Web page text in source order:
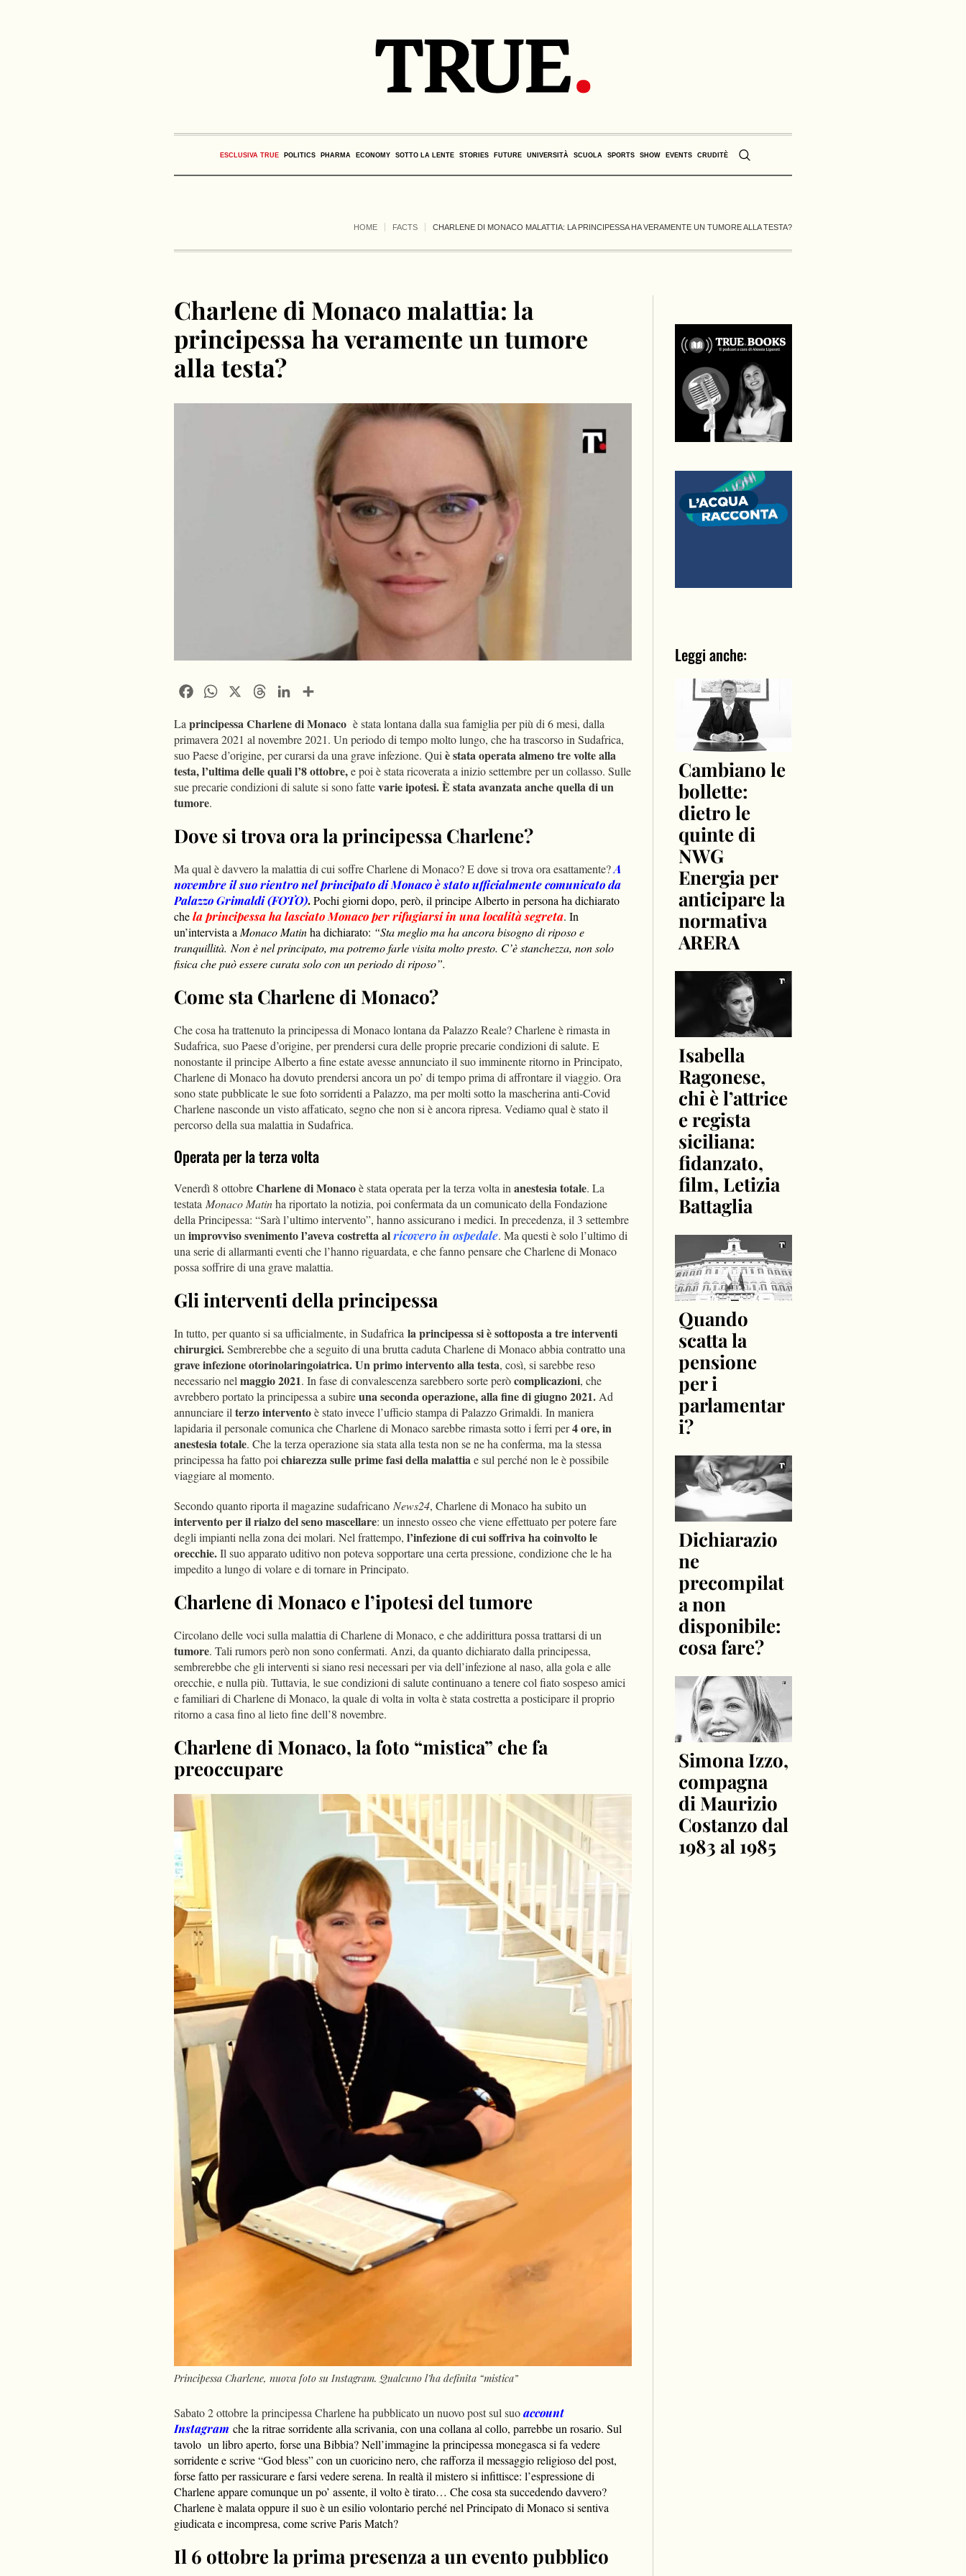
ESCLUSIVA TRUE POLITICS PHARMA ECONOMY SOTTO LA LENTE STORIES FUTURE UNIVERSITÀ SCUOLA SPORTS SHOW EVENTS CRUDITÈ
HOME FACTS CHARLENE DI MONACO MALATTIA: LA PRINCIPESSA HA VERAMENTE UN TUMORE ALLA TESTA?
Charlene di Monaco malattia: la
principessa ha veramente un tumore
alla testa?
FacebookWhatsApp ThreadsLinkedIn
Laprincipessa Charlene di Monaco è stata lontana dalla sua famiglia per più di 6 mesi, dalla
primavera 2021 al novembre 2021. Un periodo di tempo molto lungo, che ha trascorso in Sudafrica,
suo Paese d’origine, per curarsi da una grave infezione. Quiè stata operata almeno tre volte alla
testa, l’ultima delle quali l’8 ottobre,e poi è stata ricoverata a inizio settembre per un collasso. Sulle
sue precarie condizioni di salute si sono fattevarie ipotesi. È stata avanzata anche quella di un
tumore.
Dove si trova ora la principessa Charlene?
Ma qual è davvero la malattia di cui soffre Charlene di Monaco? E dove si trova ora esattamente?A
novembre il suo rientro nel principato di Monaco è stato ufficialmente comunicato da
Palazzo Grimaldi (FOTO).Pochi giorni dopo, però, il principe Alberto in persona ha dichiarato
chela principessa ha lasciato Monaco per rifugiarsi in una località segreta. In
un’intervista aMonaco Matinha dichiarato: “Sta meglio ma ha ancora bisogno di riposo e
tranquillità. Non è nel principato, ma potremo farle visita molto presto. C’è stanchezza, non solo
fisica che può essere curata solo con un periodo di riposo”.
Come sta Charlene di Monaco?
Che cosa ha trattenuto la principessa di Monaco lontana da Palazzo Reale? Charlene è rimasta in
Sudafrica, suo Paese d’origine, per prendersi cura delle proprie precarie condizioni di salute. E
nonostante il principe Alberto a fine estate avesse annunciato il suo imminente ritorno in Principato,
Charlene di Monaco ha dovuto prendersi ancora un po’ di tempo prima di affrontare il viaggio. Ora
sono state pubblicate le sue foto sorridenti a Palazzo, ma per molti sotto la mascherina anti-Covid
Charlene nasconde un visto affaticato, segno che non si è ancora ripresa. Vediamo qual è stato il
percorso della sua malattia in Sudafrica.
Operata per la terza volta
Venerdì 8 ottobreCharlene di Monacoè stata operata per la terza volta inanestesia totale. La
testata Monaco Matinha riportato la notizia, poi confermata da un comunicato della Fondazione
della Principessa: “Sarà l’ultimo intervento”, hanno assicurano i medici. In precedenza, il 3 settembre
unimprovviso svenimento l’aveva costretta alricovero in ospedale. Ma questi è solo l’ultimo di
una serie di allarmanti eventi che l’hanno riguardata, e che fanno pensare che Charlene di Monaco
possa soffrire di una grave malattia.
Gli interventi della principessa
In tutto, per quanto si sa ufficialmente, in Sudafrica la principessa si è sottoposta a tre interventi
chirurgici.Sembrerebbe che a seguito di una brutta caduta Charlene di Monaco abbia contratto una
grave infezione otorinolaringoiatrica.Un primo intervento alla testa, così, si sarebbe reso
necessario nelmaggio2021. In fase di convalescenza sarebbero sorte peròcomplicazioni, che
avrebbero portato la principessa a subireuna seconda operazione, alla fine di giugno 2021.Ad
annunciare ilterzo interventoè stato invece l’ufficio stampa di Palazzo Grimaldi. In maniera
lapidaria il personale comunica che Charlene di Monaco sarebbe rimasta sotto i ferri per4 ore, in
anestesia totale. Che la terza operazione sia stata alla testa non se ne ha conferma, ma la stessa
principessa ha fatto poichiarezza sulle prime fasi della malattiae sul perché non le è possibile
viaggiare al momento.
Secondo quanto riporta il magazine sudafricano News24, Charlene di Monaco ha subito un
intervento per il rialzo del seno mascellare: un innesto osseo che viene effettuato per potere fare
degli impianti nella zona dei molari. Nel frattempo, l’infezione di cui soffriva ha coinvolto le
orecchie.Il suo apparato uditivo non poteva sopportare una certa pressione, condizione che le ha
impedito a lungo di volare e di tornare in Principato.
Charlene di Monaco e l’ipotesi del tumore
Circolano delle voci sulla malattia di Charlene di Monaco, e che addirittura possa trattarsi di un
tumore. Tali rumors però non sono confermati. Anzi, da quanto dichiarato dalla principessa,
sembrerebbe che gli interventi si siano resi necessari per via dell’infezione al naso, alla gola e alle
orecchie, e nulla più. Tuttavia, le sue condizioni di salute continuano a tenere col fiato sospeso amici
e familiari di Charlene di Monaco, la quale di volta in volta è stata costretta a posticipare il proprio
ritorno a casa fino al lieto fine dell’8 novembre.
Charlene di Monaco, la foto “mistica” che fa
preoccupare
Principessa Charlene, nuova foto su Instagram. Qualcuno l’ha definita “mistica”
Sabato 2 ottobre la principessa Charlene ha pubblicato un nuovo post sul suoaccount
Instagram che la ritrae sorridente alla scrivania, con una collana al collo, parrebbe un rosario. Sul
tavolo un libro aperto, forse una Bibbia? Nell’immagine la principessa monegasca si fa vedere
sorridente e scrive “God bless” con un cuoricino nero, che rafforza il messaggio religioso del post,
forse fatto per rassicurare e farsi vedere serena. In realtà il mistero si infittisce: l’espressione di
Charlene appare comunque un po’ assente, il volto è tirato… Che cosa sta succedendo davvero?
Charlene è malata oppure il suo è un esilio volontario perché nel Principato di Monaco si sentiva
giudicata e incompresa, come scrive Paris Match?
Il 6 ottobre la prima presenza a un evento pubblico
Leggi anche:
Cambiano le
bollette:
dietro le
quinte di
NWG
Energia per
anticipare la
normativa
ARERA
Isabella
Ragonese,
chi è l’attrice
e regista
siciliana:
fidanzato,
film, Letizia
Battaglia
Quando
scatta la
pensione
per i
parlamentar
i?
Dichiarazio
ne
precompilat
a non
disponibile:
cosa fare?
Simona Izzo,
compagna
di Maurizio
Costanzo dal
1983 al 1985